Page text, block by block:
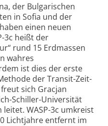
der Bulgarischen
in Sofia und der
einen neuen
3c heißt der
rund 15 Erdmassen
wahres
ist dies der erste
der Transit-Zeit-
sich Gracjan
Schiller-Universität
leitet. WASP-3c umkreist
Lichtjahre entfernt im